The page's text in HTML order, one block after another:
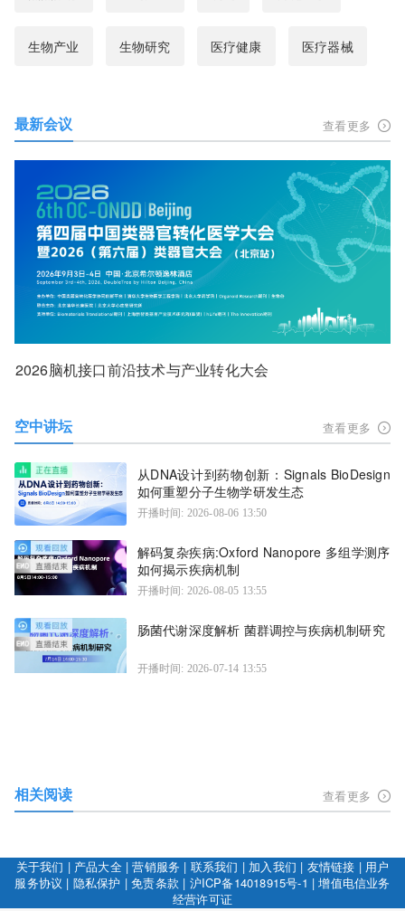
生物产业 生物研究 医疗健康 医疗器械
最新会议 查看更多
2026脑机接口前沿技术与产业转化大会
空中讲坛 查看更多
从DNA设计到药物创新：Signals BioDesign
如何重塑分子生物学研发生态
开播时间: 2026-08-06 13:50
解码复杂疾病:Oxford Nanopore 多组学测序
如何揭示疾病机制
开播时间: 2026-08-05 13:55
肠菌代谢深度解析 菌群调控与疾病机制研究
开播时间: 2026-07-14 13:55
相关阅读 查看更多
关于我们 | 产品大全|营销服务 | 联系我们 | 加入我们 | 友情链接 | 用户
服务协议 | 隐私保护 |免责条款 | 沪ICP备14018915号-1 |增值电信业务
经营许可证